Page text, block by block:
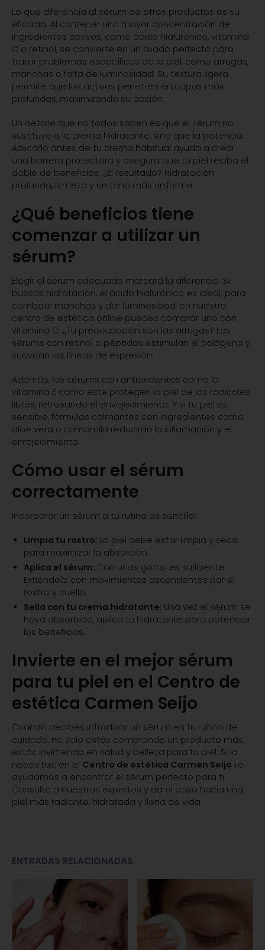
Lo que diferencia al sérum de otros productos es su
eficacia. Al contener una mayor concentración de
ingredientes activos, como ácido hialurónico, vitamina
C o retinol, se convierte en un aliado perfecto para
tratar problemas específicos de la piel, como arrugas,
manchas o falta de luminosidad. Su textura ligera
permite que los activos penetren en capas más
profundas, maximizando su acción.
Un detalle que no todos saben es que el sérum no
sustituye a la crema hidratante, sino que la potencia.
Aplicarlo antes de tu crema habitual ayuda a crear
una barrera protectora y asegura que tu piel reciba el
doble de beneficios. ¿El resultado? Hidratación
profunda, firmeza y un tono más uniforme.
¿Qué beneficios tiene
comenzar a utilizar un
sérum?
Elegir el sérum adecuado marcará la diferencia. Si
buscas hidratación, el ácido hialurónico es ideal; para
combatir manchas y dar luminosidad, en nuestro
centro de estética online puedes comprar uno con
vitamina C. ¿Tu preocupación son las arrugas? Los
sérums con retinol o péptidos estimulan el colágeno y
suavizan las líneas de expresión.
Además, los sérums con antioxidantes como la
vitamina E como este protegen la piel de los radicales
libres, retrasando el envejecimiento. Y si tu piel es
sensible, fórmulas calmantes con ingredientes como
aloe vera o camomila reducirán la inflamación y el
enrojecimiento.
Cómo usar el sérum
correctamente
Incorporar un sérum a tu rutina es sencillo:
Limpia tu rostro: La piel debe estar limpia y seca
para maximizar la absorción.
Aplica el sérum: Con unas gotas es suficiente.
Extiéndelo con movimientos ascendentes por el
rostro y cuello.
Sella con tu crema hidratante: Una vez el sérum se
haya absorbido, aplica tu hidratante para potenciar
los beneficios.
Invierte en el mejor sérum
para tu piel en el Centro de
estética Carmen Seijo
Cuando decides introducir un sérum en tu rutina de
cuidado, no solo estás comprando un producto más,
estás invirtiendo en salud y belleza para tu piel. Si lo
necesitas, en el Centro de estética Carmen Seijo te
ayudamos a encontrar el sérum perfecto para ti.
Consulta a nuestros expertos y da el paso hacia una
piel más radiante, hidratada y llena de vida.
ENTRADAS RELACIONADAS